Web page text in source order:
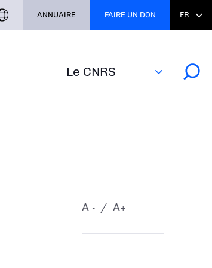
Le CNRS
ANNUAIRE FAIRE UN DON FR
-
A +
A